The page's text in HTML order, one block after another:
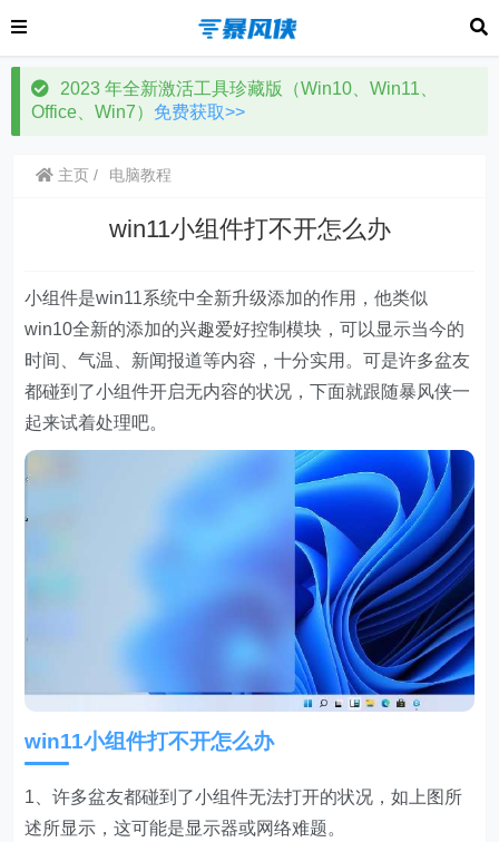
2023 年全新激活工具珍藏版（Win10、Win11、
Office、Win7） 免费获取>>
主页 电脑教程
win11小组件打不开怎么办
小组件是win11系统中全新升级添加的作用，他类似
win10全新的添加的兴趣爱好控制模块，可以显示当今的
时间、气温、新闻报道等内容，十分实用。可是许多盆友
都碰到了小组件开启无内容的状况，下面就跟随暴风侠一
起来试着处理吧。
win11小组件打不开怎么办
1、许多盆友都碰到了小组件无法打开的状况，如上图所
述所显示，这可能是显示器或网络难题。